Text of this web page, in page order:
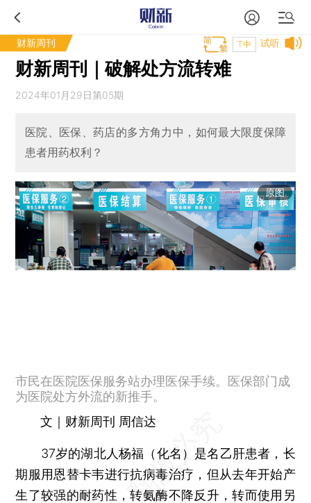
财新周刊 试听
T中
财新周刊｜破解处方流转难
2024年01月29日第05期
医院、医保、药店的多方角力中，如何最大限度保障
患者用药权利？
原图
市民在医院医保服务站办理医保手续。医保部门成
为医院处方外流的新推手。
文｜财新周刊 周信达
37岁的湖北人杨福（化名）是名乙肝患者，长
期服用恩替卡韦进行抗病毒治疗，但从去年开始产
生了较强的耐药性，转氨酶不降反升，转而使用另